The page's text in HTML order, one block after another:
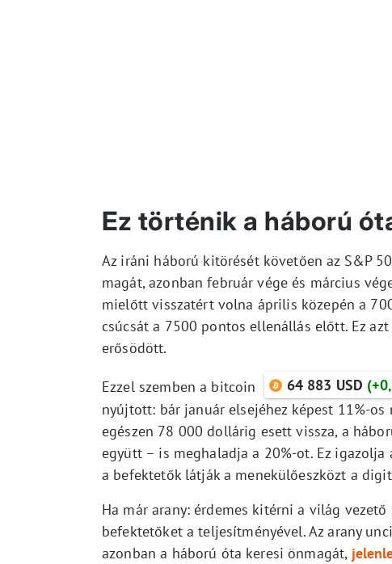
Ez történik a háború
Az iráni háború kitörését követően az S&P
magát, azonban február vége és március
mielőtt visszatért volna április közepén a
csúcsát a 7500 pontos ellenállás előtt. Ez
erősödött.
Ezzel szemben a bitcoin 64 883 USD
nyújtott: bár január elsejéhez képest 11%-
egészen 78 000 dollárig esett vissza, a
együtt – is meghaladja a 20%-ot. Ez
a befektetők látják a menekülőeszközt a
Ha már arany: érdemes kitérni a világ
befektetőket a teljesítményével. Az arany
azonban a háború óta keresi önmagát,